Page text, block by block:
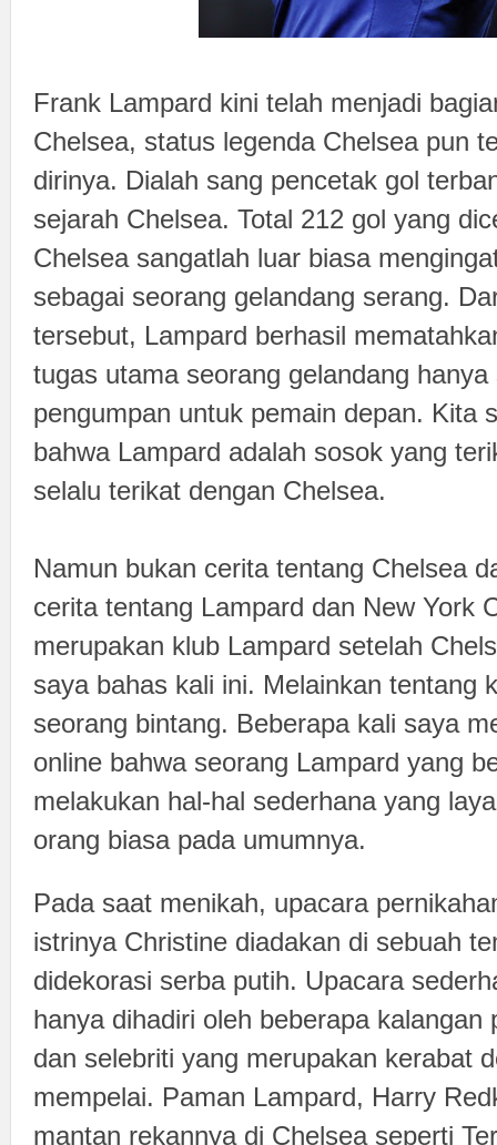
Frank Lampard kini telah menjadi
Chelsea, status legenda Chelsea pun
dirinya. Dialah sang pencetak gol
sejarah Chelsea. Total 212 gol yang
Chelsea sangatlah luar biasa
sebagai seorang gelandang serang.
tersebut, Lampard berhasil
tugas utama seorang gelandang hanya
pengumpan untuk pemain depan. Kita
bahwa Lampard adalah sosok yang
selalu terikat dengan Chelsea.
Namun bukan cerita tentang Chelsea
cerita tentang Lampard dan New York
merupakan klub Lampard setelah
saya bahas kali ini. Melainkan tentang
seorang bintang. Beberapa kali saya
online bahwa seorang Lampard yang
melakukan hal-hal sederhana yang
orang biasa pada umumnya.
Pada saat menikah, upacara
istrinya Christine diadakan di sebuah
didekorasi serba putih. Upacara
hanya dihadiri oleh beberapa kalangan
dan selebriti yang merupakan kerabat
mempelai. Paman Lampard, Harry
mantan rekannya di Chelsea seperti